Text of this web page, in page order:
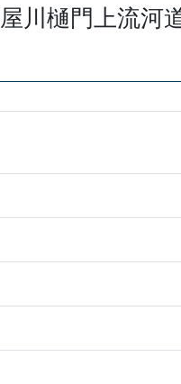
川樋門上流河